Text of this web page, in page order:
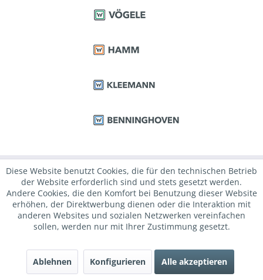
Diese Website benutzt Cookies, die für den technischen Betrieb
der Website erforderlich sind und stets gesetzt werden.
Andere Cookies, die den Komfort bei Benutzung dieser Website
erhöhen, der Direktwerbung dienen oder die Interaktion mit
anderen Websites und sozialen Netzwerken vereinfachen
sollen, werden nur mit Ihrer Zustimmung gesetzt.
Ablehnen Konfigurieren Alle akzeptieren